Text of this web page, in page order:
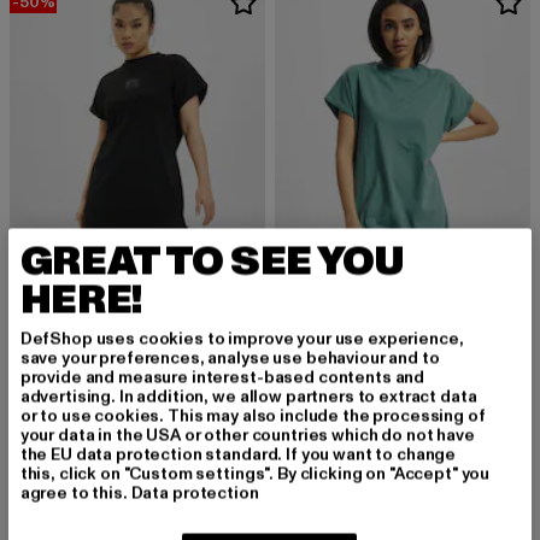
URBAN CLASSICS
Cut On Sleeve Printed
15,00 EUR
Derzeitiger Preis: 15,00 EUR
29,99 EURAktionspreis: 29,99 EUR
URBAN CLASSICS
18,99 EUR
Derzeitiger Preis: 18,99 EUR
-57% -43%
GREAT TO SEE YOU
HERE!
DefShop uses cookies to improve your use experience,
save your preferences, analyse use behaviour and to
provide and measure interest-based contents and
advertising. In addition, we allow partners to extract data
or to use cookies. This may also include the processing of
your data in the USA or other countries which do not have
the EU data protection standard. If you want to change
this, click on "Custom settings". By clicking on "Accept" you
agree to this. Data protection